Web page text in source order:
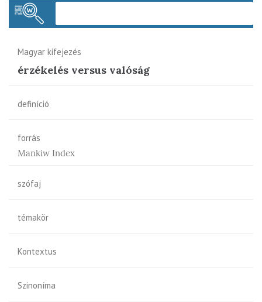
Magyar kifejezés
érzékelés versus valóság
definíció
forrás
Mankiw Index
szófaj
témakör
Kontextus
Szinoníma